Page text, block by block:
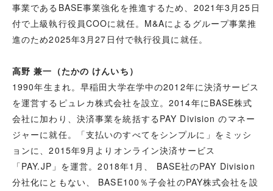
事業であるBASE事業強化を推進するため、2021年3月25日
付で上級執行役員COOに就任。M&Aによるグループ事業推
進のため2025年3月27日付で執行役員に就任。
高野 兼一（たかの けんいち）
1990年生まれ。早稲田大学在学中の2012年に決済サービス
を運営するピュレカ株式会社を設立。2014年にBASE株式
会社に加わり、決済事業を統括するPAY Division のマネー
ジャーに就任。「支払いのすべてをシンプルに」をミッシ
ョンに、2015年9月よりオンライン決済サービス
「PAY.JP」を運営。2018年1月、 BASE社のPAY Division
分社化にともない、 BASE100％子会社のPAY株式会社を設